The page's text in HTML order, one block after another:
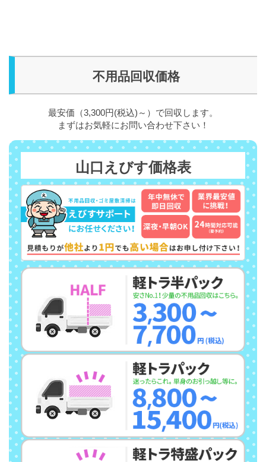
不用品回収価格
最安価（3,300円(税込)～）で回収します。
まずはお気軽にお問い合わせ下さい！
山口えびす価格表